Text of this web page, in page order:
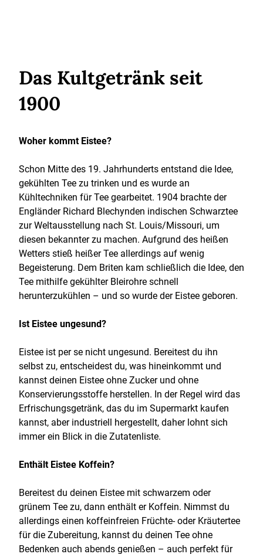
Das Kultgetränk seit
1900
Woher kommt Eistee?
Schon Mitte des 19. Jahrhunderts entstand die Idee,
gekühlten Tee zu trinken und es wurde an
Kühltechniken für Tee gearbeitet. 1904 brachte der
Engländer Richard Blechynden indischen Schwarztee
zur Weltausstellung nach St. Louis/Missouri, um
diesen bekannter zu machen. Aufgrund des heißen
Wetters stieß heißer Tee allerdings auf wenig
Begeisterung. Dem Briten kam schließlich die Idee, den
Tee mithilfe gekühlter Bleirohre schnell
herunterzukühlen – und so wurde der Eistee geboren.
Ist Eistee ungesund?
Eistee ist per se nicht ungesund. Bereitest du ihn
selbst zu, entscheidest du, was hineinkommt und
kannst deinen Eistee ohne Zucker und ohne
Konservierungsstoffe herstellen. In der Regel wird das
Erfrischungsgetränk, das du im Supermarkt kaufen
kannst, aber industriell hergestellt, daher lohnt sich
immer ein Blick in die Zutatenliste.
Enthält Eistee Koffein?
Bereitest du deinen Eistee mit schwarzem oder
grünem Tee zu, dann enthält er Koffein. Nimmst du
allerdings einen koffeinfreien Früchte- oder Kräutertee
für die Zubereitung, kannst du deinen Tee ohne
Bedenken auch abends genießen – auch perfekt für